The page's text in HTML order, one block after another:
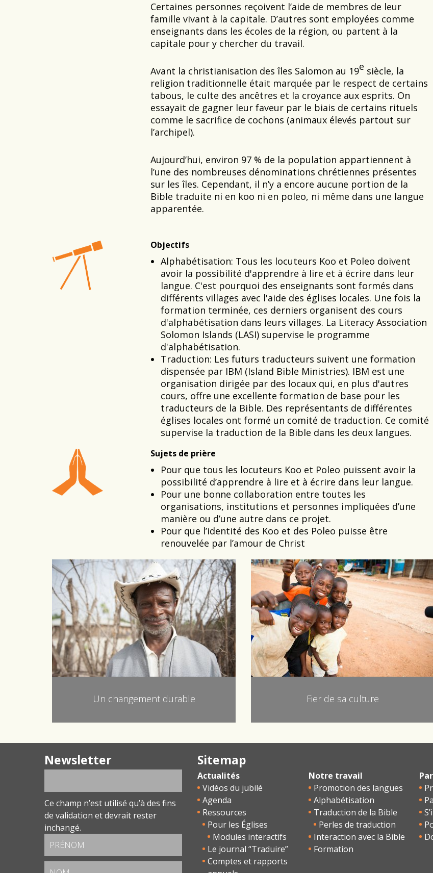
Certaines personnes reçoivent l’aide de membres de leur
famille vivant à la capitale. D’autres sont employées comme
enseignants dans les écoles de la région, ou partent à la
capitale pour y chercher du travail.
Avant la christianisation des îles Salomon au 19e siècle, la
religion traditionnelle était marquée par le respect de certains
tabous, le culte des ancêtres et la croyance aux esprits. On
essayait de gagner leur faveur par le biais de certains rituels
comme le sacrifice de cochons (animaux élevés partout sur
l’archipel).
Aujourd’hui, environ 97 % de la population appartiennent à
l’une des nombreuses dénominations chrétiennes présentes
sur les îles. Cependant, il n’y a encore aucune portion de la
Bible traduite ni en koo ni en poleo, ni même dans une langue
apparentée.
Objectifs
Alphabétisation: Tous les locuteurs Koo et Poleo doivent
avoir la possibilité d'apprendre à lire et à écrire dans leur
langue. C'est pourquoi des enseignants sont formés dans
différents villages avec l'aide des églises locales. Une fois la
formation terminée, ces derniers organisent des cours
d'alphabétisation dans leurs villages. La Literacy Association
Solomon Islands (LASI) supervise le programme
d'alphabétisation.
Traduction: Les futurs traducteurs suivent une formation
dispensée par IBM (Island Bible Ministries). IBM est une
organisation dirigée par des locaux qui, en plus d'autres
cours, offre une excellente formation de base pour les
traducteurs de la Bible. Des représentants de différentes
églises locales ont formé un comité de traduction. Ce comité
supervise la traduction de la Bible dans les deux langues.
Sujets de prière
Pour que tous les locuteurs Koo et Poleo puissent avoir la
possibilité d’apprendre à lire et à écrire dans leur langue.
Pour une bonne collaboration entre toutes les
organisations, institutions et personnes impliquées d’une
manière ou d’une autre dans ce projet.
Pour que l’identité des Koo et des Poleo puisse être
renouvelée par l’amour de Christ
Un changement durable Fier de sa culture
Newsletter
Ce champ n’est utilisé qu’à des fins
de validation et devrait rester
inchangé.
Sitemap
Actualités
Vidéos du jubilé
Agenda
Ressources
Pour les Églises
Modules interactifs
Le journal “Traduire”
Comptes et rapports
Notre travail
Promotion des langues
Alphabétisation
Traduction de la Bible
Perles de traduction
Interaction avec la Bible
Formation